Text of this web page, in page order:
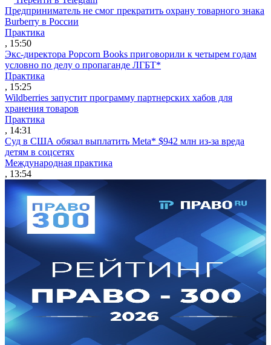
Предприниматель не смог прекратить охрану товарного знака
Burberry в России
Практика
, 15:50
Экс-директора Popcorn Books приговорили к четырем годам
условно по делу о пропаганде ЛГБТ*
Практика
, 15:25
Wildberries запустит программу партнерских хабов для
хранения товаров
Практика
, 14:31
Суд в США обязал выплатить Meta* $942 млн из-за вреда
детям в соцсетях
Международная практика
, 13:54